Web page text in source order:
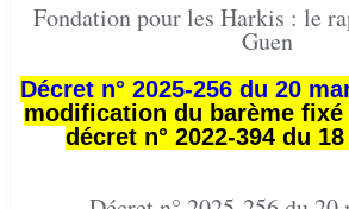
Fondation pour les Harkis : le
Guen
Décret n° 2025-256 du 20
modification du barème
décret n° 2022-394 du